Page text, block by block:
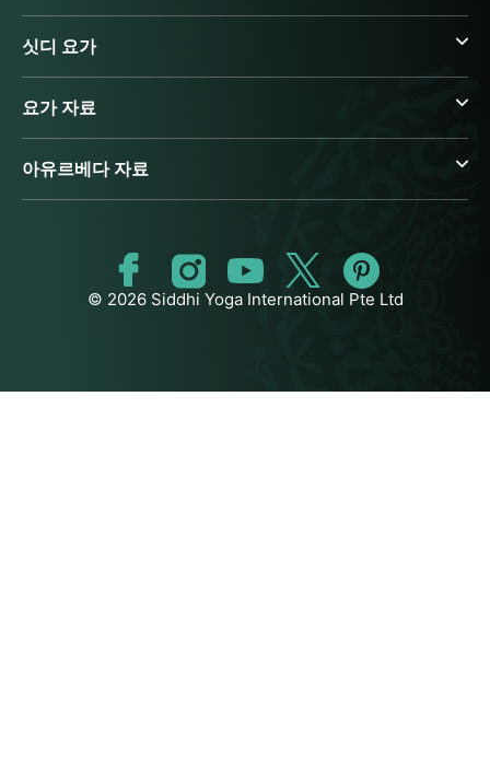
싯디 요가
요가 자료
아유르베다 자료
© 2026 Siddhi Yoga International Pte Ltd